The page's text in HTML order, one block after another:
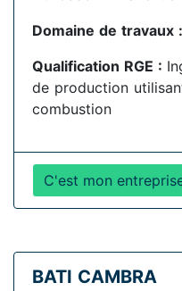
Domaine de travaux :
Qualification RGE :
de production
combustion
C'est mon
BATI CAMBRA